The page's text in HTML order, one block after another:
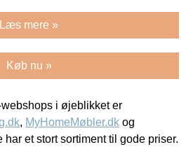
Læs mere »
Køb nu »
i øjeblikket er
, MyHomeMøbler.dk og
har et stort sortiment til gode priser.